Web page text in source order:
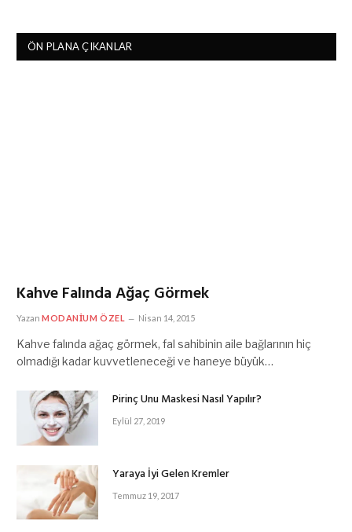
ÖN PLANA ÇIKANLAR
Kahve Falında Ağaç Görmek
Yazan MODANIUM ÖZEL Nisan 14, 2015
Kahve falında ağaç görmek, fal sahibinin aile bağlarının hiç
olmadığı kadar kuvvetleneceği ve haneye büyük…
Pirinç Unu Maskesi Nasıl Yapılır?
Eylül 27, 2019
Yaraya İyi Gelen Kremler
Temmuz 19, 2017